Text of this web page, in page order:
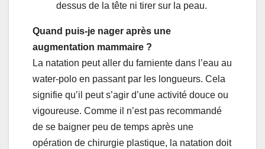
dessus de la tête ni tirer sur la peau.
Quand puis-je nager après une
augmentation mammaire ?
La natation peut aller du farniente dans l’eau au
water-polo en passant par les longueurs. Cela
signifie qu’il peut s’agir d’une activité douce ou
vigoureuse. Comme il n’est pas recommandé
de se baigner peu de temps après une
opération de chirurgie plastique, la natation doit